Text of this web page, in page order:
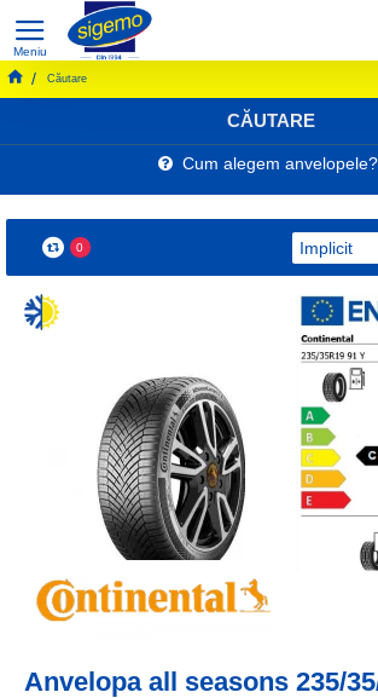
Căutare
CĂUTARE
Cum alegem anvelopele?
0
Anvelopa all seasons 235/